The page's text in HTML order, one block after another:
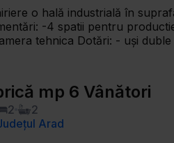
în suprafață de 627 mp Hala este pretabilă pentru
alarmă și supraveghere video - centrală terrmică
mp 6 Vânători
2
2
Arad